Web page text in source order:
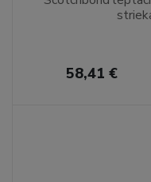
58,41 €